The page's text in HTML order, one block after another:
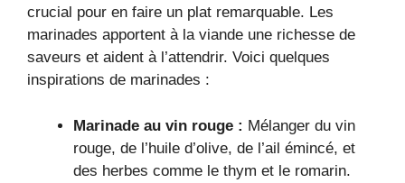
crucial pour en faire un plat remarquable. Les
marinades apportent à la viande une richesse de
saveurs et aident à l’attendrir. Voici quelques
inspirations de marinades :
Marinade au vin rouge : Mélanger du vin
rouge, de l’huile d’olive, de l’ail émincé, et
des herbes comme le thym et le romarin.